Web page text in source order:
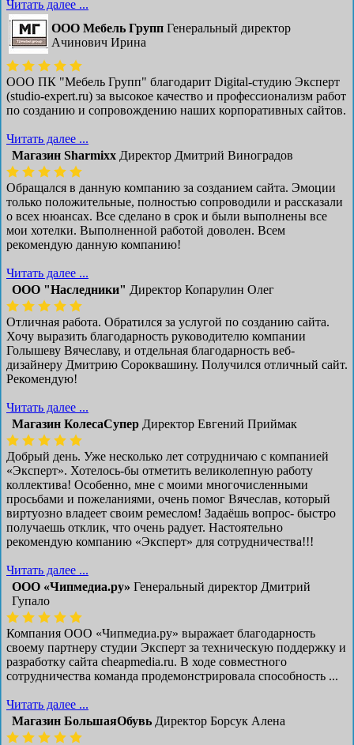
Читать далее ...
ООО Мебель Групп Генеральный директор
Ачинович Ирина
ООО ПК "Мебель Групп" благодарит Digital-студию Эксперт
(studio-expert.ru) за высокое качество и профессионализм работ
по созданию и сопровождению наших корпоративных сайтов.
Читать далее ...
Магазин Sharmixx Директор Дмитрий Виноградов
Обращался в данную компанию за созданием сайта. Эмоции
только положительные, полностью сопроводили и рассказали
о всех нюансах. Все сделано в срок и были выполнены все
мои хотелки. Выполненной работой доволен. Всем
рекомендую данную компанию!
Читать далее ...
ООО "Наследники" Директор Копарулин Олег
Отличная работа. Обратился за услугой по созданию сайта.
Хочу выразить благодарность руководителю компании
Голышеву Вячеславу, и отдельная благодарность веб-
дизайнеру Дмитрию Сороквашину. Получился отличный сайт.
Рекомендую!
Читать далее ...
Магазин КолесаСупер Директор ​Евгений Приймак
Добрый день. Уже несколько лет сотрудничаю с компанией
«Эксперт». Хотелось-бы отметить великолепную работу
коллектива! Особенно, мне с моими многочисленными
просьбами и пожеланиями, очень помог Вячеслав, который
виртуозно владеет своим ремеслом! Задаёшь вопрос- быстро
получаешь отклик, что очень радует. Настоятельно
рекомендую компанию «Эксперт» для сотрудничества!!!
Читать далее ...
ООО «Чипмедиа.ру» Генеральный директор Дмитрий
Гупало
Компания ООО «Чипмедиа.ру» выражает благодарность
своему партнеру студии Эксперт за техническую поддержку и
разработку сайта cheapmedia.ru. В ходе совместного
сотрудничества команда продемонстрировала способность ...
Читать далее ...
Магазин БольшаяОбувь Директор Борсук Алена